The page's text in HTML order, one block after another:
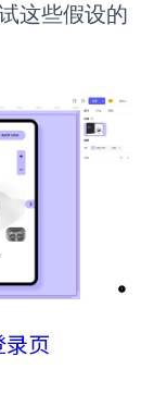
这些假设的
录页